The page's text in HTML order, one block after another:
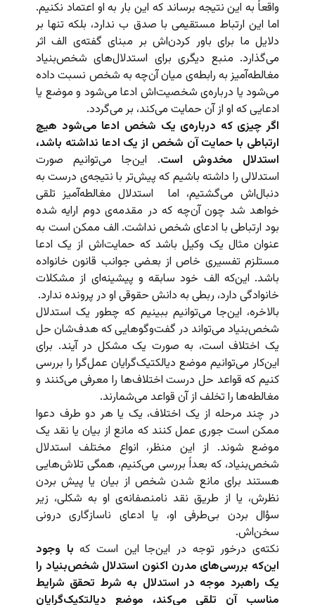
واقعاً به این نتیجه برساند که این بار به او اعتماد نکنیم.
اما این ارتباط مستقیمی با صدق ب ندارد، بلکه تنها بر
دلایل ما برای باور کردن‌اش بر مبنای گفته‌ی الف اثر
می‌گذارد. منبع دیگری برای استدلال‌های شخص‌بنیاد
مغالطه‌آمیز به رابطه‌ی میان آن‌چه به شخص نسبت داده
می‌شود یا درباره‌ی شخصیت‌اش ادعا می‌شود و موضع یا
ادعایی که او از آن حمایت می‌کند، بر می‌گردد.
اگر چیزی که درباره‌ی یک شخص ادعا می‌شود هیچ
ارتباطی با حمایت آن شخص از یک ادعا نداشته باشد،
استدلال مخدوش است. این‌جا می‌توانیم صورت
استدلالی را داشته باشیم که پیش‌تر با نتیجه‌ی درست به
دنبال‌اش می‌‌گشتیم، اما استدلال مغالطه‌آمیز تلقی
خواهد شد چون آن‌چه که در مقدمه‌ی دوم ارایه شده
بود ارتباطی با ادعای شخص نداشت. الف ممکن است به
عنوان مثال یک وکیل باشد که حمایت‌اش از یک ادعا
مستلزم تفسیری خاص از بعضی جوانب قانون خانواده
باشد. این‌که الف خود سابقه و پیشینه‌ای از مشکلات
خانوادگی دارد، ربطی به دانش حقوقی او در پرونده ندارد.
بالاخره، این‌جا می‌توانیم ببینیم که چطور یک استدلال
شخص‌بنیاد می‌تواند در گفت‌وگوهایی که هدف‌شان حل
یک اختلاف است، به صورت یک مشکل در آیند. برای
این‌کار می‌‌توانیم موضع دیالکتیک‌گرایان عمل‌گرا را بررسی
کنیم که قواعد حل درست اختلاف‌ها را معرفی می‌کنند و
مغالطه‌ها را تخلف از آن قواعد می‌شمارند.
در چند مرحله از یک اختلاف، یک یا هر دو طرف دعوا
ممکن است جوری عمل کنند که مانع از بیان یا نقد یک
موضع شوند. از این منظر، انواع مختلف استدلال
شخص‌بنیاد، که بعداً بررسی می‌کنیم، همگی تلاش‌هایی
هستند برای مانع شدن شخص از بیان یا پیش بردن
نظرش، یا از طریق نقد نامنصفانه‌ی او به شکلی، زیر
سؤال بردن بی‌طرفی او، یا ادعای ناسازگاری درونی
سخن‌اش.
نکته‌ی درخور توجه در این‌جا این است که با وجود
این‌که بررسی‌های مدرن اکنون استدلال شخص‌بنیاد را
یک راهبرد موجه در استدلال به شرط تحقق شرایط
مناسب آن تلقی می‌کند، موضعِ دیالتکیک‌گرایان